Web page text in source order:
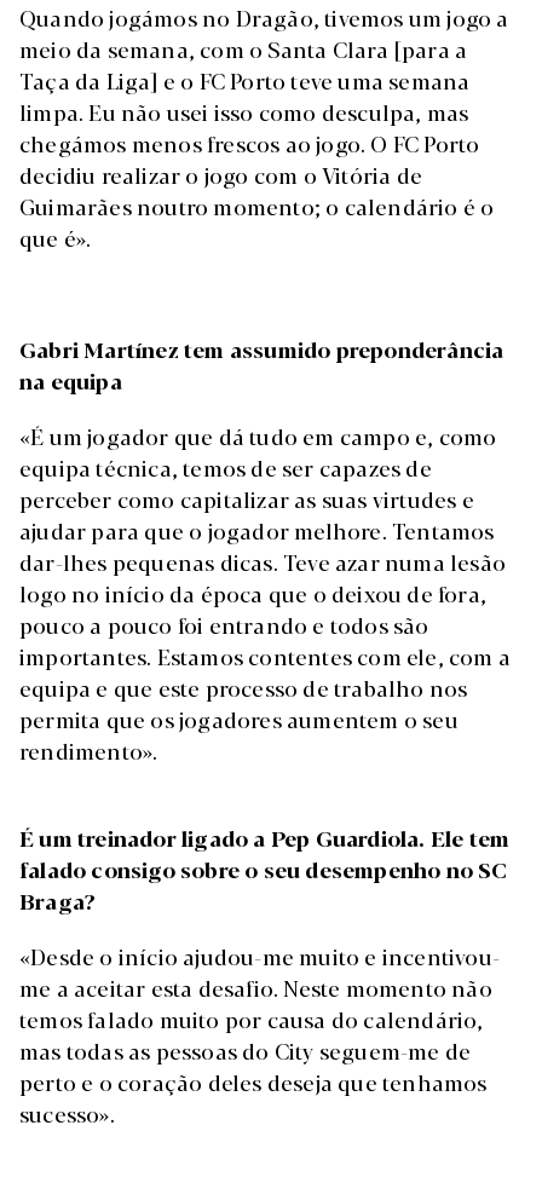
Quando jogámos no Dragão, tivemos um jogo a
meio da semana, com o Santa Clara [para a
Taça da Liga] e o FC Porto teve uma semana
limpa. Eu não usei isso como desculpa, mas
chegámos menos frescos ao jogo. O FC Porto
decidiu realizar o jogo com o Vitória de
Guimarães noutro momento; o calendário é o
que é».
Gabri Martínez tem assumido preponderância
na equipa
«É um jogador que dá tudo em campo e, como
equipa técnica, temos de ser capazes de
perceber como capitalizar as suas virtudes e
ajudar para que o jogador melhore. Tentamos
dar-lhes pequenas dicas. Teve azar numa lesão
logo no início da época que o deixou de fora,
pouco a pouco foi entrando e todos são
importantes. Estamos contentes com ele, com a
equipa e que este processo de trabalho nos
permita que os jogadores aumentem o seu
rendimento».
É um treinador ligado a Pep Guardiola. Ele tem
falado consigo sobre o seu desempenho no SC
Braga?
«Desde o início ajudou-me muito e incentivou-
me a aceitar esta desafio. Neste momento não
temos falado muito por causa do calendário,
mas todas as pessoas do City seguem-me de
perto e o coração deles deseja que tenhamos
sucesso».